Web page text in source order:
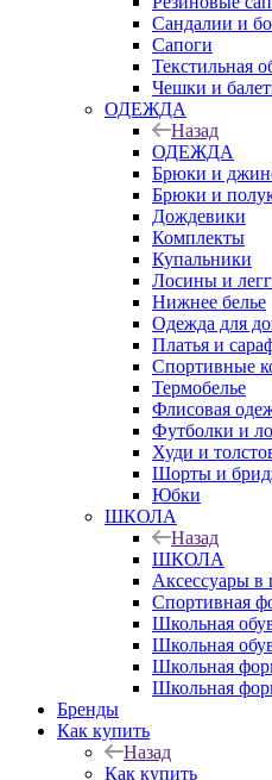
Сандалии и
Сапоги
Текстильная
Чешки и
ОДЕЖДА
Назад
ОДЕЖДА
Брюки и
Брюки и
Дождевики
Комплекты
Купальники
Лосины и
Нижнее белье
Одежда для
Платья и
Спортивные
Термобелье
Флисовая
Футболки и
Худи и
Шорты и
Юбки
ШКОЛА
Назад
ШКОЛА
Аксессуары в
Спортивная
Школьная
Школьная
Школьная
Школьная
Бренды
Как купить
Назад
Как купить